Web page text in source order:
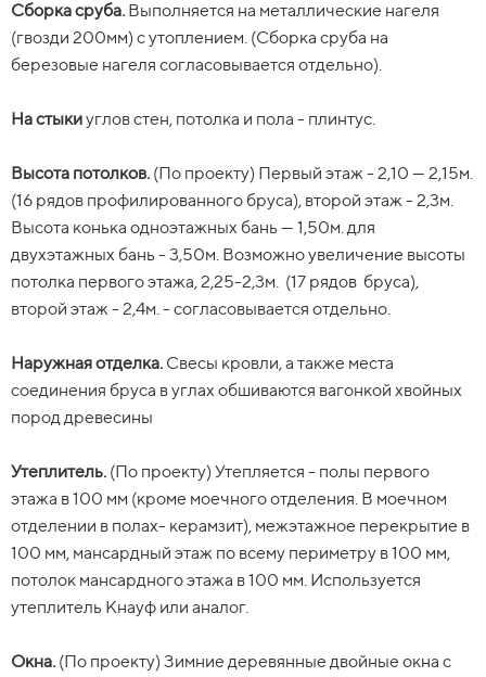
Сборка сруба. Выполняется на металлические нагеля
(гвозди 200мм) с утоплением. (Сборка сруба на
березовые нагеля согласовывается отдельно).
На стыкиуглов стен, потолка и пола - плинтус.
Высота потолков. (По проекту) Первый этаж - 2,10 — 2,15м.
(16 рядов профилированного бруса), второй этаж - 2,3м.
Высота конька одноэтажных бань — 1,50м. для
двухэтажных бань - 3,50м. Возможно увеличение высоты
потолка первого этажа, 2,25-2,3м. (17 рядов бруса),
второй этаж - 2,4м. - согласовывается отдельно.
Наружная отделка. Свесы кровли, а также места
соединения бруса в углах обшиваются вагонкой хвойных
пород древесины
Утеплитель. (По проекту) Утепляется - полы первого
этажа в 100 мм (кроме моечного отделения. В моечном
отделении в полах- керамзит), межэтажное перекрытие в
100 мм, мансардный этаж по всему периметру в 100 мм,
потолок мансардного этажа в 100 мм. Используется
утеплитель Кнауф или аналог.
Окна. (По проекту) Зимние деревянные двойные окна с
рулонного типа и монтируется пароизоляция.
Мансардный этаж / 2 этаж(По проекту) – жилой (при
40х100мм., камерной сушки. Шаг установки 590 мм. С
типа, монтируется пароизоляция и зашивается
отделочным материалом.
На стыкиуглов стен, потолка и пола - плинтус.
Высота потолков.(По проекту) Высота 1 этажа: 2,3 м.
отдельно). Высота конька — 1,50м. или по проекту.
Наружная отделка.
древесины.
Утеплитель.(По проекту) Утепляется - полы первого
этажа в 100 мм (кроме моечного отделения. В моечном
отделении в полах- керамзит), межэтажное перекрытие в
100 мм, мансардный этаж по всему периметру в 100 мм,
утеплитель Кнауф или аналог.
березовые нагеля согласовывается отдельно).
Высота потолков.(По проекту) Первый этаж - 2,25-2,3м.
Высота конька — 1,50м. или выше (по проекту).
Утеплитель.Отсутствует.
Окна.Отсутствуют.
Двери.Отсутствуют.
доски 40х150мм (для бань с мансардным этажом) с шагом
0,9-1м. Стропильная система из обрезной доски
40х100мм с шагом 1 м, обрешетка крыши (не сплошная с
гвоздь через подкровельную мембану Наноизол А) из
обрезной доски второго сорта 20-22мм.
Кровля Ондулин цвет красный, коричневый, зеленый (на
выбор). Возможен профнастил или металлочерепица.
Фронтоны, свесы, карнизы, углы подшиты вагонкой
карнизов 0.3-0.4м.